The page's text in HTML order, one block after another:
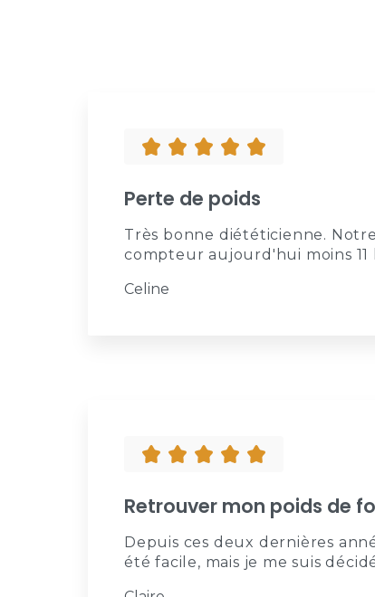
Perte de poids
Très bonne diététicienne.
compteur aujourd'hui moins 11
Celine
Retrouver mon poids de
Depuis ces deux dernières
été facile, mais je me suis